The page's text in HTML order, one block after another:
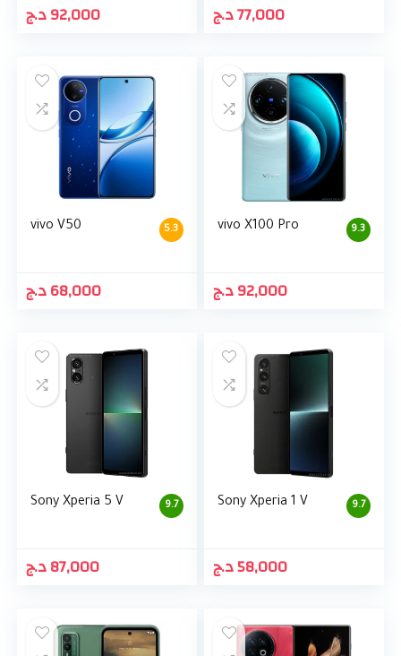
92,000د.ج 77,000د.ج
5.3
vivo V50
68,000د.ج
9.3
vivo X100 Pro
92,000د.ج
9.7
Sony Xperia 5 V
87,000د.ج
9.7
Sony Xperia 1 V
58,000د.ج